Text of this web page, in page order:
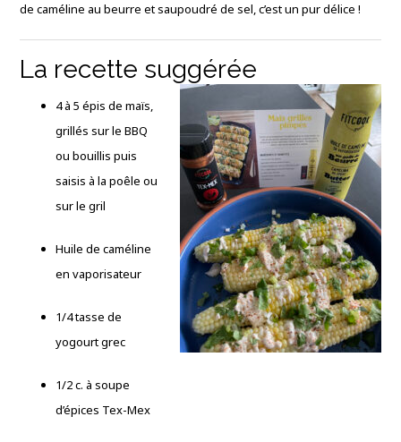
de caméline au beurre et saupoudré de sel, c’est un pur délice !
La recette suggérée
4 à 5 épis de maïs,
grillés sur le BBQ
ou bouillis puis
saisis à la poêle ou
sur le gril
Huile de caméline
en vaporisateur
1/4 tasse de
yogourt grec
1/2 c. à soupe
d’épices Tex-Mex